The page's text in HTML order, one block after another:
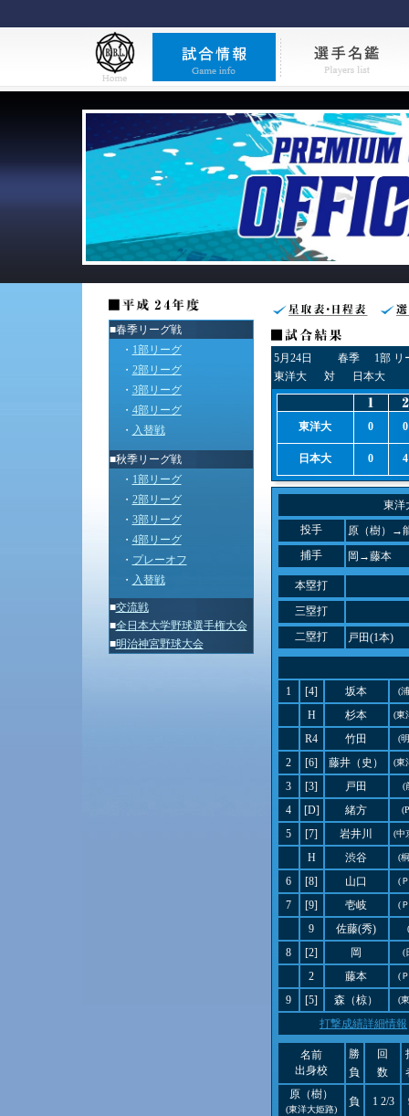
■春季リーグ戦
・ 1部リーグ
・ 2部リーグ
・ 3部リーグ
・ 4部リーグ
・ 入替戦
■秋季リーグ戦
・ 1部リーグ
・ 2部リーグ
・ 3部リーグ
・ 4部リーグ
・ プレーオフ
・ 入替戦
■交流戦
■全日本大学野球選手権大会
■明治神宮野球大会
5月24日 春季
1部 リ
東洋大
対 日本大
東洋大 0 0
日本大 0 4
東洋
投手
原（樹）→
捕手
岡→藤本
本塁打
三塁打
二塁打
戸田(1本)
1 [4] 坂本 (
H 杉本 (東
R4 竹田 (
2 [6] 藤井（史） (東
3 [3] 戸田 (
4 [D] 緒方
5 [7] 岩井川 (中
H 渋谷 (
6 [8] 山口 (
7 [9] 壱岐 (
9 佐藤(秀)
8 [2] 岡 (
2 藤本 (
9 [5] 森（椋） (
打撃成績詳細情報
名前
出身校
勝
負
回
数
原（樹）
(東洋大姫路)
負 1 2/3